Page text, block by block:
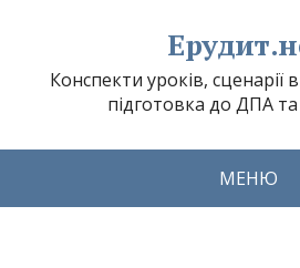
Конспекти уроків, сценарії
підготовка до ДПА
МЕНЮ